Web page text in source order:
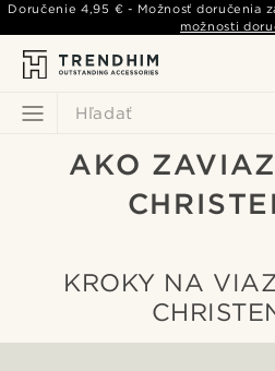
Hľadať
Doručenie4,95 € - Možnosť doručenia
možnosti
AKO
KROKY NA